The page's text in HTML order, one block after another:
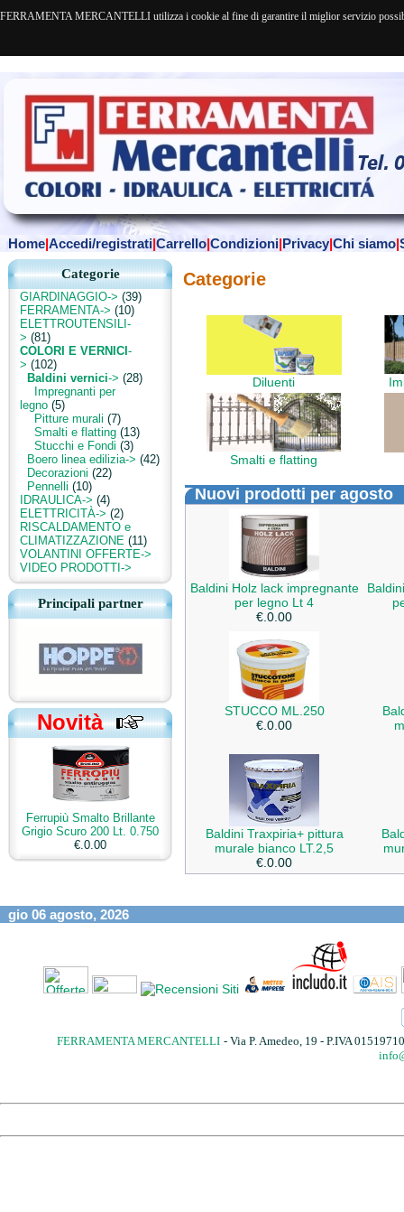
FERRAMENTA MERCANTELLI utilizza i cookie al fine di garantire il miglior servizio
Home|Accedi/registrati|Carrello|Condizioni|Privacy|Chi siamo|
Categorie
GIARDINAGGIO-> (39)
FERRAMENTA-> (10)
ELETTROUTENSILI-
> (81)
COLORI E VERNICI -
> (102)
Baldini vernici-> (28)
Impregnanti per
legno (5)
Pitture murali (7)
Smalti e flatting (13)
Stucchi e Fondi (3)
Boero linea edilizia-> (42)
Decorazioni (22)
Pennelli (10)
IDRAULICA-> (4)
ELETTRICITÀ-> (2)
RISCALDAMENTO e
CLIMATIZZAZIONE (11)
VOLANTINI OFFERTE->
VIDEO PRODOTTI->
Principali partner
Novità
Ferrupiù Smalto Brillante
Grigio Scuro 200 Lt. 0.750
€.0.00
Categorie
Diluenti
Smalti e flatting
Nuovi prodotti per agosto
Baldini Holz lack impregnante
per legno Lt 4
€.0.00
STUCCO ML.250
€.0.00
Baldini Traxpiria+ pittura
murale bianco LT.2,5
€.0.00
gio 06 agosto, 2026
FERRAMENTA MERCANTELLI - Via P. Amedeo, 19 - P.IVA